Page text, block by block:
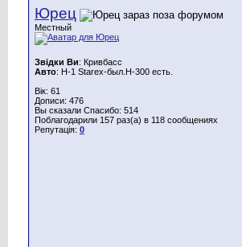
Юрец
Местный
Звідки Ви: Кривбасс
Авто: H-1 Starex-был.Н-300 есть.
Вік: 61
Дописи: 476
Вы сказали Спасибо: 514
Поблагодарили 157 раз(а) в 118 сообщениях
Репутація: 0